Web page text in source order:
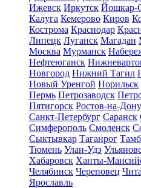
Ижевск Иркутск Йошкар-
Калуга Кемерово Киров
Кострома Краснодар
Липецк Луганск Магадан
Москва Мурманск
Нефтеюганск
Новгород Нижний Тагил
Новый Уренгой Норильск
Пермь Петрозаводск
Пятигорск Ростов-на-Дону
Санкт-Петербург Саранск
Симферополь Смоленск
Сыктывкар Таганрог
Тюмень Улан-Удэ
Хабаровск Ханты-
Челябинск Череповец Чита
Ярославль